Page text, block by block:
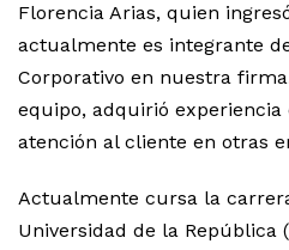
Florencia Arias, quien
actualmente es integrante
Corporativo en nuestra
equipo, adquirió
atención al cliente en otras
Actualmente cursa la
Universidad de la República